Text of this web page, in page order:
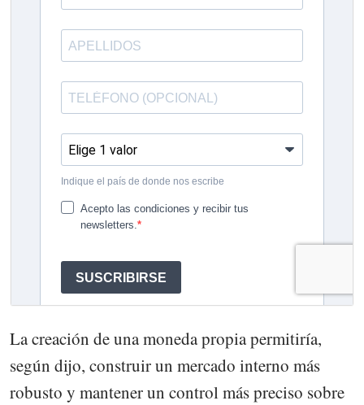
La creación de una moneda propia permitiría,
según dijo, construir un mercado interno más
robusto y mantener un control más preciso sobre